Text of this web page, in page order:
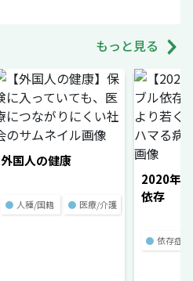
もっと見る
外国人の健康
● 人種/国籍 ● 医療/介護
2020年
依存
● 依存症